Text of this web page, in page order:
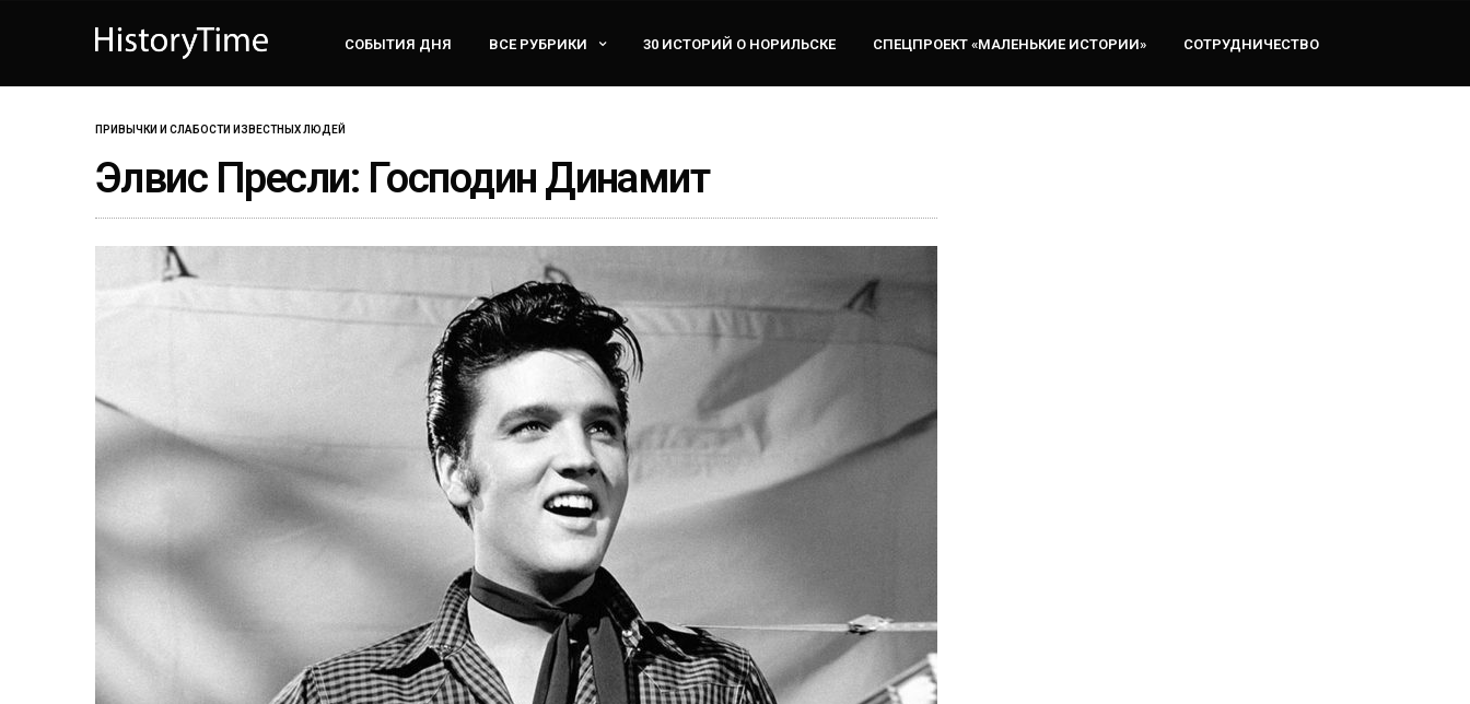
СОБЫТИЯ ДНЯ ВСЕ РУБРИКИ 30 ИСТОРИЙ О НОРИЛЬСКЕ СПЕЦПРОЕКТ «МАЛЕНЬКИЕ ИСТОРИИ» СОТРУДНИЧЕСТВО
ПРИВЫЧКИ И СЛАБОСТИ ИЗВЕСТНЫХ ЛЮДЕЙ
Элвис Пресли: Господин Динамит